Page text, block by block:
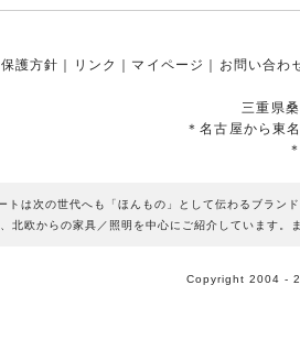
護方針 リンク マイページ お問い合わ
三重県
＊名古屋から東
トは次の世代へも「ほんもの」として伝わるブラン
北欧からの家具／照明を中心にご紹介しています
Copyright 2004 -